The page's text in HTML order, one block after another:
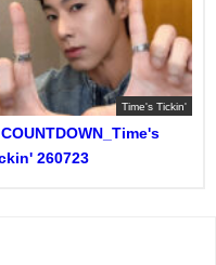
Time's Tickin'
COUNTDOWN_Time's
260723